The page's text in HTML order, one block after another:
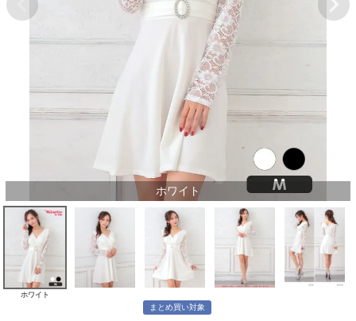
ホワイト
ホワイト
まとめ買い対象